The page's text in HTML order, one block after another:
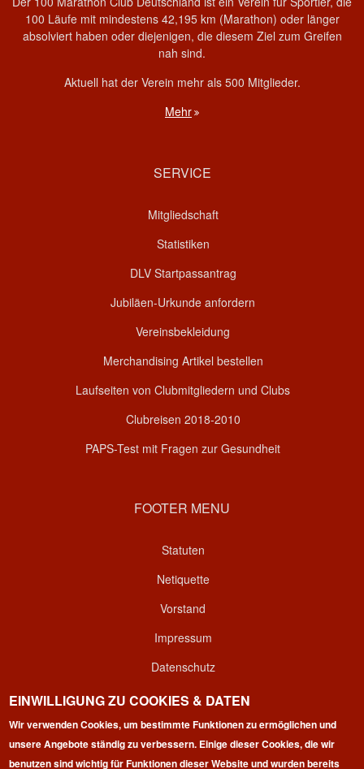
100 Läufe mit mindestens 42,195 km (Marathon) oder länger
absolviert haben oder diejenigen, die diesem Ziel zum Greifen
nah sind.
Aktuell hat der Verein mehr als 500 Mitglieder.
Mehr
SERVICE
Mitgliedschaft
Statistiken
DLV Startpassantrag
Jubiläen-Urkunde anfordern
Vereinsbekleidung
Merchandising Artikel bestellen
Laufseiten von Clubmitgliedern und Clubs
Clubreisen 2018-2010
PAPS-Test mit Fragen zur Gesundheit
FOOTER MENU
Statuten
Netiquette
Vorstand
Impressum
Datenschutz
Kontakt
Login
EINWILLIGUNG ZU COOKIES & DATEN
Wir verwenden Cookies, um bestimmte Funktionen zu ermöglichen und
unsere Angebote ständig zu verbessern. Einige dieser Cookies, die wir
benutzen sind wichtig für Funktionen dieser Website und wurden bereits